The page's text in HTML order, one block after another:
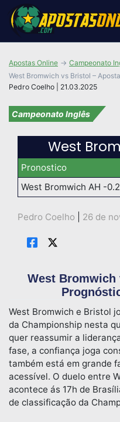
Pedro Coelho | 21.03.2025
Apostas Online
Campeonato
West Bromwich vs Bristol –
Campeonato Inglês
West
Pronostico
West Bromwich AH -
Pedro Coelho 26 de
West Bromwich
West Bromwich e Bristol
da Championship nesta
quer reassumir a
fase, a confiança joga
também está em grande
acessível. O duelo entre
acontece ás 17h de
de classificação da